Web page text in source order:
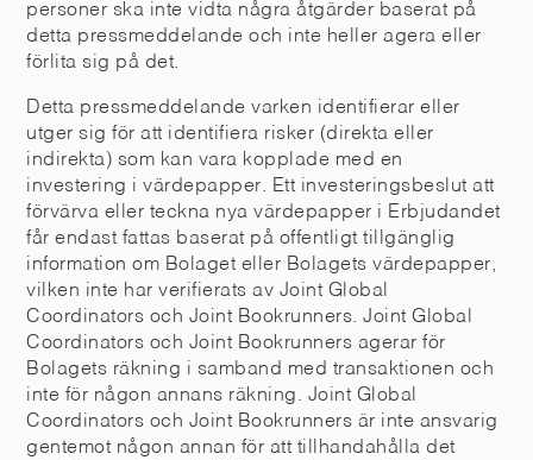
personer ska inte vidta några åtgärder baserat på
detta pressmeddelande och inte heller agera eller
förlita sig på det.
Detta pressmeddelande varken identifierar eller
utger sig för att identifiera risker (direkta eller
indirekta) som kan vara kopplade med en
investering i värdepapper. Ett investeringsbeslut att
förvärva eller teckna nya värdepapper i Erbjudandet
får endast fattas baserat på offentligt tillgänglig
information om Bolaget eller Bolagets värdepapper,
vilken inte har verifierats av Joint Global
Coordinators och Joint Bookrunners. Joint Global
Coordinators och Joint Bookrunners agerar för
Bolagets räkning i samband med transaktionen och
inte för någon annans räkning. Joint Global
Coordinators och Joint Bookrunners är inte ansvarig
gentemot någon annan för att tillhandahålla det